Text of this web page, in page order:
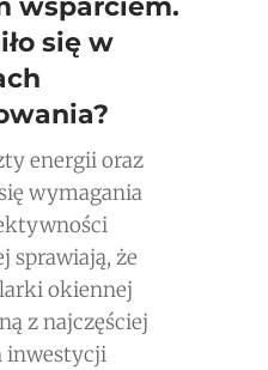
wsparciem.
się w
energii oraz
wymagania
sprawiają, że
okiennej
z najczęściej
inwestycji